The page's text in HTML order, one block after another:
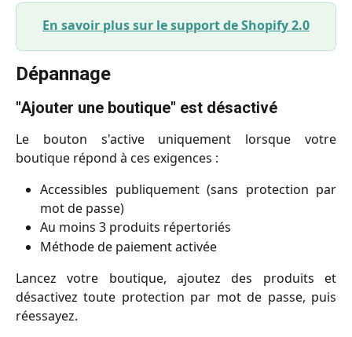
En savoir plus sur le support de Shopify 2.0
Dépannage
"Ajouter une boutique" est désactivé
Le bouton s'active uniquement lorsque votre
boutique répond à ces exigences :
Accessibles publiquement (sans protection par
mot de passe)
Au moins 3 produits répertoriés
Méthode de paiement activée
Lancez votre boutique, ajoutez des produits et
désactivez toute protection par mot de passe, puis
réessayez.